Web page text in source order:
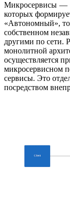
Микросервисы —
которых
«Автономный», то
собственном
другими по сети.
монолитной
осуществляется
микросервисном
сервисы. Это
посредством